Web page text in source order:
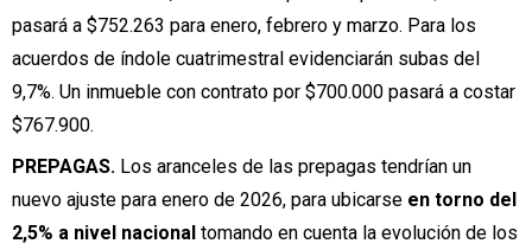
pasará a $752.263 para enero, febrero y marzo. Para los
acuerdos de índole cuatrimestral evidenciarán subas del
9,7%. Un inmueble con contrato por $700.000 pasará a costar
$767.900.
PREPAGAS. Los aranceles de las prepagas tendrían un
nuevo ajuste para enero de 2026, para ubicarse en torno del
2,5% a nivel nacional tomando en cuenta la evolución de los